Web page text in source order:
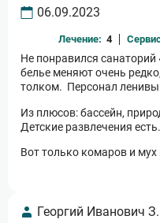
06.09.2023
Лечение: 4
Не понравился
белье меняют очень
толком. Персонал
Из плюсов: бассейн,
Детские развлечения есть.
Вот только комаров и мух
Георгий Иванович З.